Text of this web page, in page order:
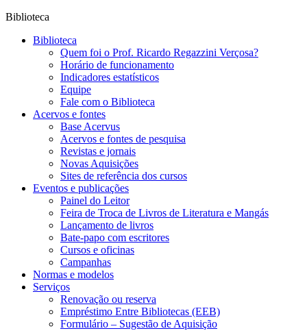
Biblioteca
Biblioteca
Quem foi o Prof. Ricardo Regazzini Verçosa?
Horário de funcionamento
Indicadores estatísticos
Equipe
Fale com o Biblioteca
Acervos e fontes
Base Acervus
Acervos e fontes de pesquisa
Revistas e jornais
Novas Aquisições
Sites de referência dos cursos
Eventos e publicações
Painel do Leitor
Feira de Troca de Livros de Literatura e Mangás
Lançamento de livros
Bate-papo com escritores
Cursos e oficinas
Campanhas
Normas e modelos
Serviços
Renovação ou reserva
Empréstimo Entre Bibliotecas (EEB)
Formulário – Sugestão de Aquisição